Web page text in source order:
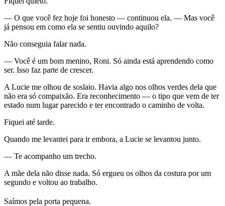
— O que você fez hoje foi honesto — continuou ela. — Mas você
já pensou em como ela se sentiu ouvindo aquilo?
Não conseguia falar nada.
— Você é um bom menino, Roni. Só ainda está aprendendo como
ser. Isso faz parte de crescer.
A Lucie me olhou de soslaio. Havia algo nos olhos verdes dela que
não era só compaixão. Era reconhecimento — o tipo que vem de ter
estado num lugar parecido e ter encontrado o caminho de volta.
Fiquei até tarde.
Quando me levantei para ir embora, a Lucie se levantou junto.
— Te acompanho um trecho.
A mãe dela não disse nada. Só ergueu os olhos da costura por um
segundo e voltou ao trabalho.
Saímos pela porta pequena.